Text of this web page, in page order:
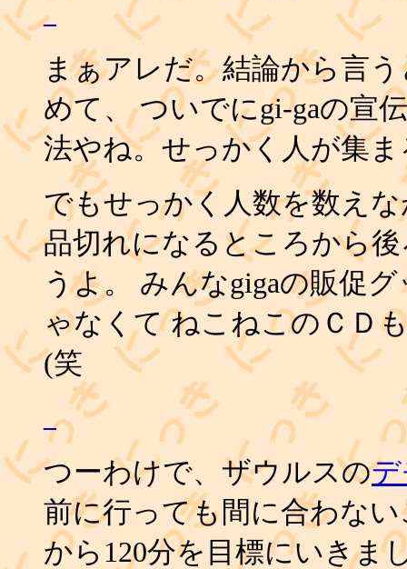
_
まぁアレだ。結論から言
めて、 ついでにgi-gaの宣
法やね。せっかく人が集
でもせっかく人数を数え
品切れになるところから
うよ。 みんなgigaの販促
ゃなくて ねこねこのＣＤ
(笑
_
つーわけで、ザウルスの
前に行っても間に合わな
から120分を目標にいきま